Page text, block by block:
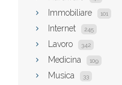
Immobiliare 101
Internet 245
Lavoro 342
Medicina 109
Musica 33